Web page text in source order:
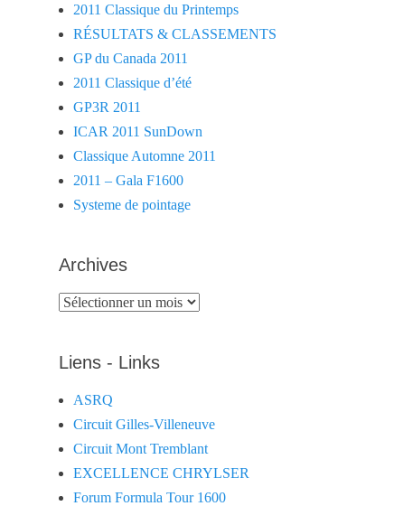
2011 Classique du Printemps
RÉSULTATS & CLASSEMENTS
GP du Canada 2011
2011 Classique d’été
GP3R 2011
ICAR 2011 SunDown
Classique Automne 2011
2011 – Gala F1600
Systeme de pointage
Archives
Archives
Liens - Links
ASRQ
Circuit Gilles-Villeneuve
Circuit Mont Tremblant
EXCELLENCE CHRYLSER
Forum Formula Tour 1600